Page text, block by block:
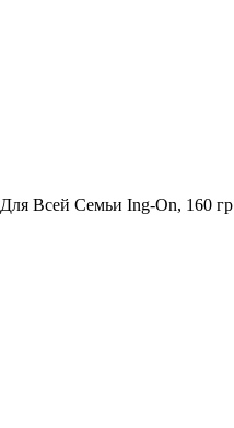
Всей Семьи Ing-On, 160 гр